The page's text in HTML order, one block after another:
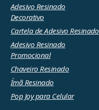
Adesivo Resinado
Decorativo
Cartela de Adesivo Resinado
Adesivo Resinado
Promocional
Chaveiro Resinado
Ímã Resinado
Pop Joy para Celular